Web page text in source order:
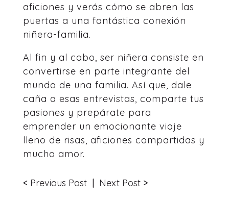
aficiones y verás cómo se abren las
puertas a una fantástica conexión
niñera-familia.
Al fin y al cabo, ser niñera consiste en
convertirse en parte integrante del
mundo de una familia. Así que, dale
caña a esas entrevistas, comparte tus
pasiones y prepárate para
emprender un emocionante viaje
lleno de risas, aficiones compartidas y
mucho amor.
< Previous Post | Next Post>